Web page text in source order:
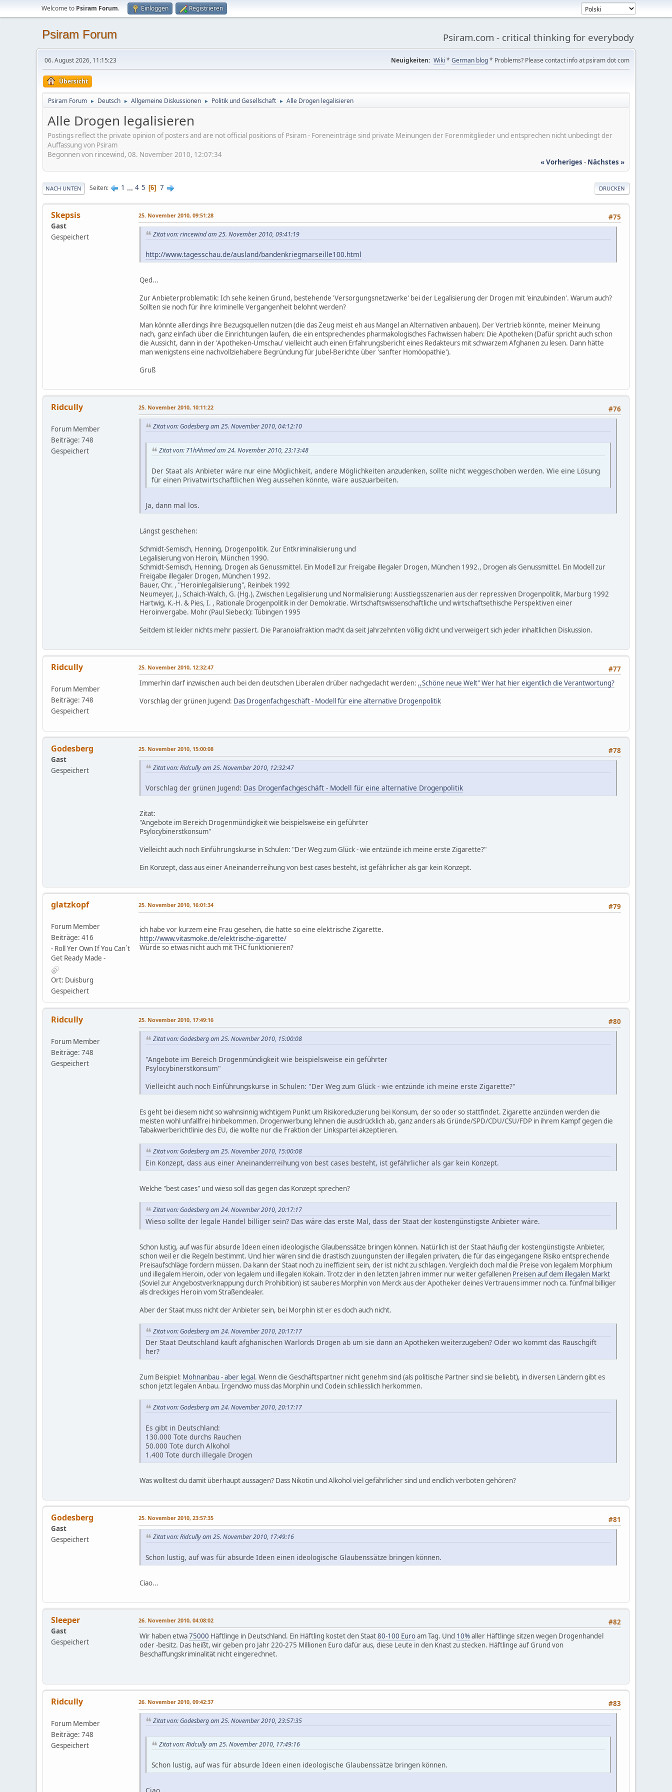
Welcome to Psiram Forum. Einloggen Registrieren
Psiram Forum Psiram.com - critical thinking for everybody
06. August 2026, 11:15:23 Neuigkeiten: Wiki * German blog* Problems? Please contact info at psiram dot com
Übersicht
Psiram Forum ► Deutsch ► Allgemeine Diskussionen ► Politik und Gesellschaft ► Alle Drogen legalisieren
Alle Drogen legalisieren
Postings reflect the private opinion of posters and are not official positions of Psiram - Foreneinträge sind private Meinungen der Forenmitglieder und entsprechen nicht unbedingt der
Auffassung von Psiram
Begonnen von rincewind, 08. November 2010, 12:07:34
« Vorheriges - Nächstes »
DRUCKEN
NACH UNTEN Seiten 1 ... 4 5 6 7
Skepsis
Gast
Gespeichert
#75
25. November 2010, 09:51:28
Zitat von: rincewind am 25. November 2010, 09:41:19
http://www.tagesschau.de/ausland/bandenkriegmarseille100.html
Qed...
Zur Anbieterproblematik: Ich sehe keinen Grund, bestehende 'Versorgungsnetzwerke' bei der Legalisierung der Drogen mit 'einzubinden'. Warum auch?
Sollten sie noch für ihre kriminelle Vergangenheit belohnt werden?
Man könnte allerdings ihre Bezugsquellen nutzen (die das Zeug meist eh aus Mangel an Alternativen anbauen). Der Vertrieb könnte, meiner Meinung
nach, ganz einfach über die Einrichtungen laufen, die ein entsprechendes pharmakologisches Fachwissen haben: Die Apotheken (Dafür spricht auch schon
die Aussicht, dann in der 'Apotheken-Umschau' vielleicht auch einen Erfahrungsbericht eines Redakteurs mit schwarzem Afghanen zu lesen. Dann hätte
man wenigstens eine nachvollziehabere Begründung für Jubel-Berichte über 'sanfter Homöopathie').
Gruß
Ridcully
Forum Member
Beiträge: 748
Gespeichert
#76
25. November 2010, 10:11:22
Zitat von: Godesberg am 25. November 2010, 04:12:10
Zitat von: 71hAhmed am 24. November 2010, 23:13:48
Der Staat als Anbieter wäre nur eine Möglichkeit, andere Möglichkeiten anzudenken, sollte nicht weggeschoben werden. Wie eine Lösung
für einen Privatwirtschaftlichen Weg aussehen könnte, wäre auszuarbeiten.
Ja, dann mal los.
Längst geschehen:
Schmidt-Semisch, Henning, Drogenpolitik. Zur Entkriminalisierung und
Legalisierung von Heroin, München 1990.
Schmidt-Semisch, Henning, Drogen als Genussmittel. Ein Modell zur Freigabe illegaler Drogen, München 1992., Drogen als Genussmittel. Ein Modell zur
Freigabe illegaler Drogen, München 1992.
Bauer, Chr. , "Heroinlegalisierung", Reinbek 1992
Neumeyer, J., Schaich-Walch, G. (Hg.), Zwischen Legalisierung und Normalisierung: Ausstiegsszenarien aus der repressiven Drogenpolitik, Marburg 1992
Hartwig, K.-H. & Pies, I. , Rationale Drogenpolitik in der Demokratie. Wirtschaftswissenschaftliche und wirtschaftsethische Perspektiven einer
Heroinvergabe. Mohr (Paul Siebeck): Tübingen 1995
Seitdem ist leider nichts mehr passiert. Die Paranoiafraktion macht da seit Jahrzehnten völlig dicht und verweigert sich jeder inhaltlichen Diskussion.
Ridcully
Forum Member
Beiträge: 748
Gespeichert
#77
25. November 2010, 12:32:47
Immerhin darf inzwischen auch bei den deutschen Liberalen drüber nachgedacht werden: ,,Schöne neue Welt" Wer hat hier eigentlich die Verantwortung?
Vorschlag der grünen Jugend: Das Drogenfachgeschäft - Modell für eine alternative Drogenpolitik
Godesberg
Gast
Gespeichert
#78
25. November 2010, 15:00:08
Zitat von: Ridcully am 25. November 2010, 12:32:47
Vorschlag der grünen Jugend: Das Drogenfachgeschäft - Modell für eine alternative Drogenpolitik
Zitat:
"Angebote im Bereich Drogenmündigkeit wie beispielsweise ein geführter
Psylocybinerstkonsum"
Vielleicht auch noch Einführungskurse in Schulen: "Der Weg zum Glück - wie entzünde ich meine erste Zigarette?"
Ein Konzept, dass aus einer Aneinanderreihung von best cases besteht, ist gefährlicher als gar kein Konzept.
glatzkopf
Forum Member
Beiträge: 416
- Roll Yer Own If You Can´t
Get Ready Made -
Ort: Duisburg
Gespeichert
#79
25. November 2010, 16:01:34
ich habe vor kurzem eine Frau gesehen, die hatte so eine elektrische Zigarette.
http://www.vitasmoke.de/elektrische-zigarette/
Würde so etwas nicht auch mit THC funktionieren?
Ridcully
Forum Member
Beiträge: 748
Gespeichert
#80
25. November 2010, 17:49:16
Zitat von: Godesberg am 25. November 2010, 15:00:08
"Angebote im Bereich Drogenmündigkeit wie beispielsweise ein geführter
Psylocybinerstkonsum"
Vielleicht auch noch Einführungskurse in Schulen: "Der Weg zum Glück - wie entzünde ich meine erste Zigarette?"
Es geht bei diesem nicht so wahnsinnig wichtigem Punkt um Risikoreduzierung bei Konsum, der so oder so stattfindet. Zigarette anzünden werden die
meisten wohl unfallfrei hinbekommen. Drogenwerbung lehnen die ausdrücklich ab, ganz anders als Gründe/SPD/CDU/CSU/FDP in ihrem Kampf gegen die
Tabakwerberichtlinie des EU, die wollte nur die Fraktion der Linkspartei akzeptieren.
Zitat von: Godesberg am 25. November 2010, 15:00:08
Ein Konzept, dass aus einer Aneinanderreihung von best cases besteht, ist gefährlicher als gar kein Konzept.
Welche "best cases" und wieso soll das gegen das Konzept sprechen?
Zitat von: Godesberg am 24. November 2010, 20:17:17
Wieso sollte der legale Handel billiger sein? Das wäre das erste Mal, dass der Staat der kostengünstigste Anbieter wäre.
Schon lustig, auf was für absurde Ideen einen ideologische Glaubenssätze bringen können. Natürlich ist der Staat häufig der kostengünstigste Anbieter,
schon weil er die Regeln bestimmt. Und hier wären sind die drastisch zuungunsten der illegalen privaten, die für das eingegangene Risiko entsprechende
Preisaufschläge fordern müssen. Da kann der Staat noch zu ineffizient sein, der ist nicht zu schlagen. Vergleich doch mal die Preise von legalem Morphium
und illegalem Heroin, oder von legalem und illegalen Kokain. Trotz der in den letzten Jahren immer nur weiter gefallenen Preisen auf dem illegalen Markt
(Soviel zur Angebostverknappung durch Prohibition) ist sauberes Morphin von Merck aus der Apotheker deines Vertrauens immer noch ca. fünfmal billiger
als dreckiges Heroin vom Straßendealer.
Aber der Staat muss nicht der Anbieter sein, bei Morphin ist er es doch auch nicht.
Zitat von: Godesberg am 24. November 2010, 20:17:17
Der Staat Deutschland kauft afghanischen Warlords Drogen ab um sie dann an Apotheken weiterzugeben? Oder wo kommt das Rauschgift
her?
Zum Beispiel: Mohnanbau - aber legal. Wenn die Geschäftspartner nicht genehm sind (als politische Partner sind sie beliebt), in diversen Ländern gibt es
schon jetzt legalen Anbau. Irgendwo muss das Morphin und Codein schliesslich herkommen.
Zitat von: Godesberg am 24. November 2010, 20:17:17
Es gibt in Deutschland:
130.000 Tote durchs Rauchen
50.000 Tote durch Alkohol
1.400 Tote durch illegale Drogen
Was wolltest du damit überhaupt aussagen? Dass Nikotin und Alkohol viel gefährlicher sind und endlich verboten gehören?
Godesberg
Gast
Gespeichert
#81
25. November 2010, 23:57:35
Zitat von: Ridcully am 25. November 2010, 17:49:16
Schon lustig, auf was für absurde Ideen einen ideologische Glaubenssätze bringen können.
Ciao...
Sleeper
Gast
Gespeichert
#82
26. November 2010, 04:08:02
Wir haben etwa75000 Häftlinge in Deutschland. Ein Häftling kostet den Staat80-100 Euroam Tag. Und 10%aller Häftlinge sitzen wegen Drogenhandel
oder -besitz. Das heißt, wir geben pro Jahr 220-275 Millionen Euro dafür aus, diese Leute in den Knast zu stecken. Häftlinge auf Grund von
Beschaffungskriminalität nicht eingerechnet.
Ridcully
Forum Member
Beiträge: 748
Gespeichert
#83
26. November 2010, 09:42:37
Zitat von: Godesberg am 25. November 2010, 23:57:35
Zitat von: Ridcully am 25. November 2010, 17:49:16
Schon lustig, auf was für absurde Ideen einen ideologische Glaubenssätze bringen können.